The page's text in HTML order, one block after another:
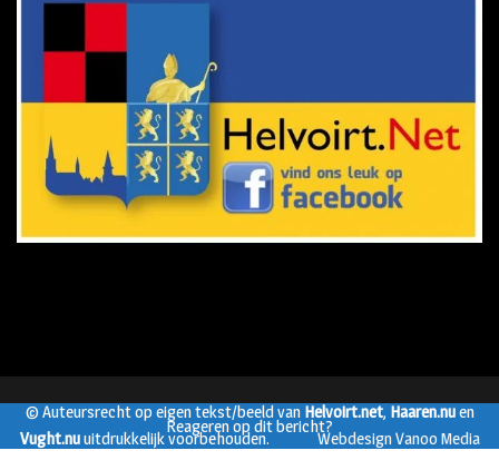
Reageren op dit bericht?
© Auteursrecht op eigen tekst/beeld van Helvoirt.net, Haaren.nuen
Vught.nuuitdrukkelijk voorbehouden.
Webdesign Vanoo Media